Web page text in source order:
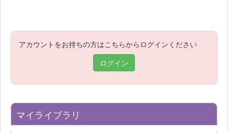
アカウントをお持ちの方はこちらからログインください
ログイン
マイライブラリ